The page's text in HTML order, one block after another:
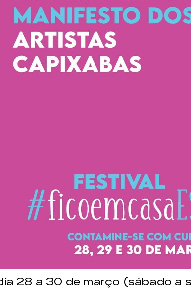
28 a 30 de março (sábado a